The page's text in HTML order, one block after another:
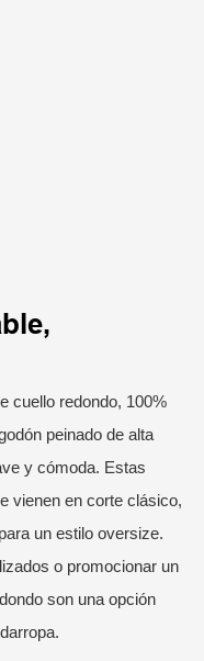
cuello redondo, 100%
peinado de alta
y cómoda. Estas
vienen en corte clásico,
un estilo oversize.
o promocionar un
son una opción